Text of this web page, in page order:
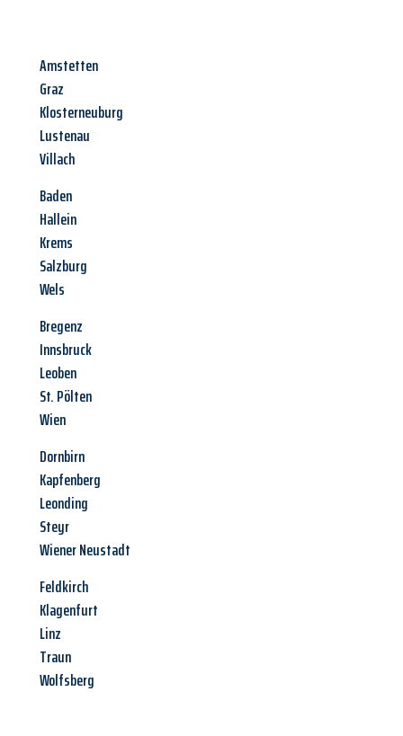
Amstetten
Graz
Klosterneuburg
Lustenau
Villach
Baden
Hallein
Krems
Salzburg
Wels
Bregenz
Innsbruck
Leoben
St. Pölten
Wien
Dornbirn
Kapfenberg
Leonding
Steyr
Wiener Neustadt
Feldkirch
Klagenfurt
Linz
Traun
Wolfsberg